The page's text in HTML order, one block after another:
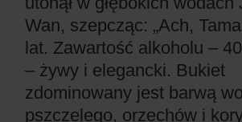
Wan, szepcząc: „Ach,
lat. Zawartość alkoholu –
– żywy i elegancki. Bukiet
zdominowany jest barwą
pszczelego, orzechów i